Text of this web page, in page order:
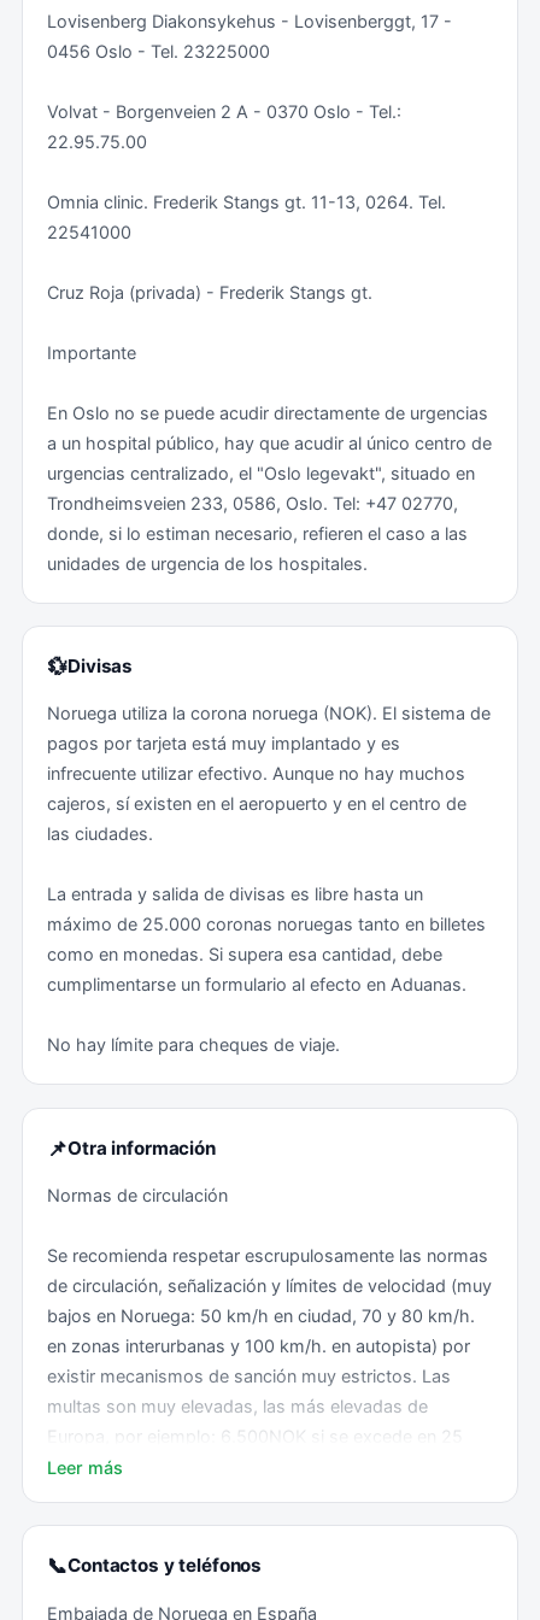
Lovisenberg Diakonsykehus - Lovisenberggt, 17 -
0456 Oslo - Tel. 23225000
Volvat - Borgenveien 2 A - 0370 Oslo - Tel.:
22.95.75.00
Omnia clinic. Frederik Stangs gt. 11-13, 0264. Tel.
22541000
Cruz Roja (privada) - Frederik Stangs gt.
Importante
En Oslo no se puede acudir directamente de urgencias
a un hospital público, hay que acudir al único centro de
urgencias centralizado, el "Oslo legevakt", situado en
Trondheimsveien 233, 0586, Oslo. Tel: +47 02770,
donde, si lo estiman necesario, refieren el caso a las
unidades de urgencia de los hospitales.
💱Divisas
Noruega utiliza la corona noruega (NOK). El sistema de
pagos por tarjeta está muy implantado y es
infrecuente utilizar efectivo. Aunque no hay muchos
cajeros, sí existen en el aeropuerto y en el centro de
las ciudades.
La entrada y salida de divisas es libre hasta un
máximo de 25.000 coronas noruegas tanto en billetes
como en monedas. Si supera esa cantidad, debe
cumplimentarse un formulario al efecto en Aduanas.
No hay límite para cheques de viaje.
📌Otra información
Normas de circulación
Se recomienda respetar escrupulosamente las normas
de circulación, señalización y límites de velocidad (muy
bajos en Noruega: 50 km/h en ciudad, 70 y 80 km/h.
en zonas interurbanas y 100 km/h. en autopista) por
existir mecanismos de sanción muy estrictos. Las
multas son muy elevadas, las más elevadas de
Europa, por ejemplo: 6.500NOK si se excede en 25
Km/h el límite de 60 Km/h en zonas interurbanas;
5.200NOK por pasar semáforos en rojo; 5.200NOK
por adelantamientos prohibidos. Es habitual la
exigencia del pago in situ de la multa. Si en el
Leer más
📞Contactos y teléfonos
Embajada de Noruega en España